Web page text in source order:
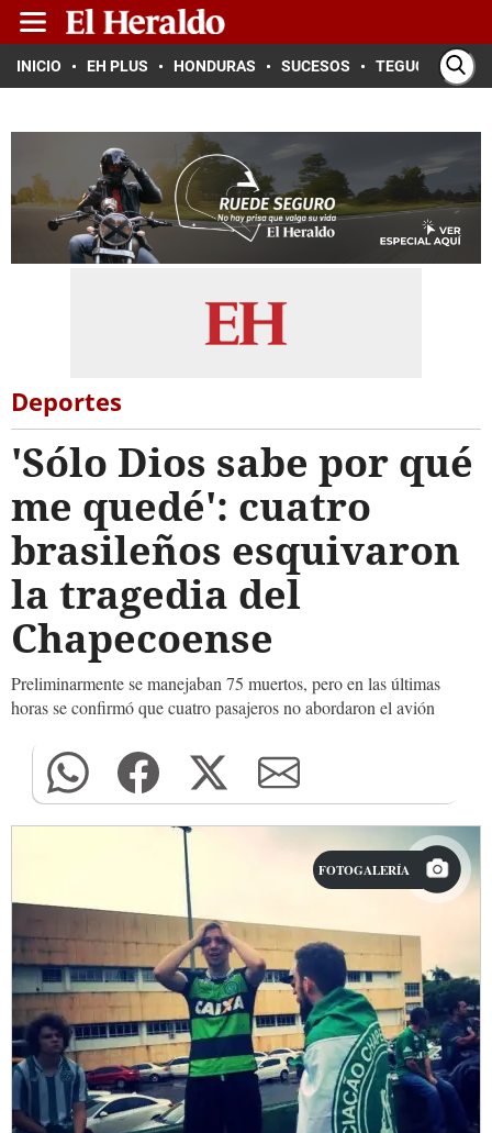
INICIO EH PLUS HONDURAS SUCESOS TEGUCIGALPA
Deportes
'Sólo Dios sabe por qué
me quedé': cuatro
brasileños esquivaron
la tragedia del
Chapecoense
Preliminarmente se manejaban 75 muertos, pero en las últimas
horas se confirmó que cuatro pasajeros no abordaron el avión
FOTOGALERÍA